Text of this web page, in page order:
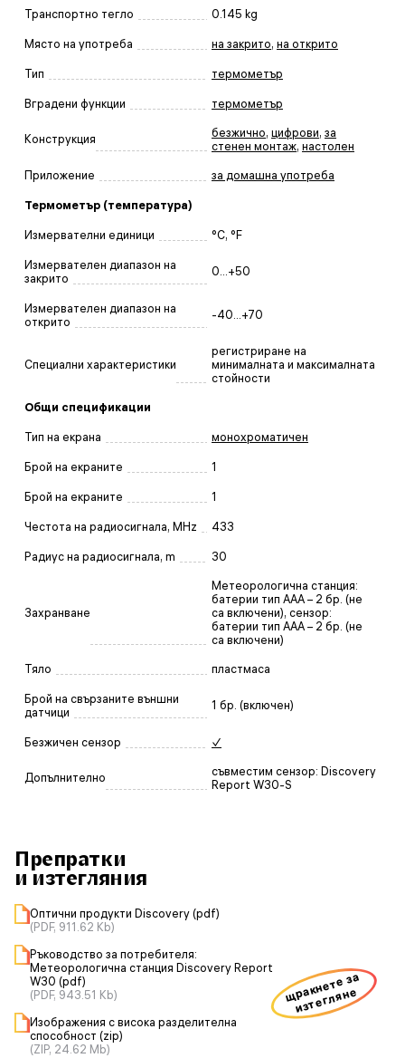
Транспортно тегло 0.145 kg
Място на употреба на закрито, на открито
Тип термометър
Вградени функции термометър
Конструкция безжично, цифрови, за
стенен монтаж, настолен
Приложение за домашна употреба
Термометър (температура)
Измервателни единици °C, °F
Измервателен диапазон на
закрито
0...+50
Измервателен диапазон на
открито
-40...+70
Специални характеристики
регистриране на
минималната и максималната
стойности
Общи спецификации
Тип на екрана монохроматичен
Брой на екраните 1
Брой на екраните 1
Честота на радиосигнала, MHz 433
Радиус на радиосигнала, m 30
Захранване
Метеорологична станция:
батерии тип AAA – 2 бр. (не
са включени), сензор:
батерии тип AAA – 2 бр. (не
са включени)
Тяло пластмаса
Брой на свързаните външни
датчици
1 бр. (включен)
Безжичен сензор ✓
Допълнително
съвместим сензор: Discovery
Report W30-S
Препратки
и изтегляния
Оптични продукти Discovery (pdf)
(PDF, 911.62 Kb)
Ръководство за потребителя:
Метеорологична станция Discovery Report
W30 (pdf)
(PDF, 943.51 Kb)
Изображения с висока разделителна
способност (zip)
(ZIP, 24.62 Mb)
щракнете за
изтегляне